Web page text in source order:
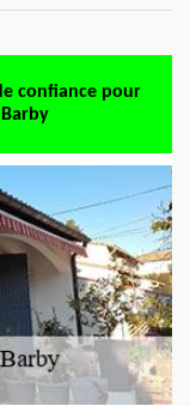
confiance pour